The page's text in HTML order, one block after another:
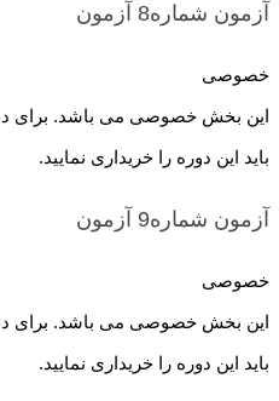
آزمون شماره8 آزمون
خصوصی
این بخش خصوصی می باشد. برای
باید این دوره را خریداری نمایید.
آزمون شماره9 آزمون
خصوصی
این بخش خصوصی می باشد. برای
باید این دوره را خریداری نمایید.